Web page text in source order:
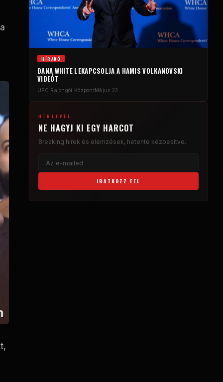
HÍRADÓ
DANA WHITE LEKAPCSOLJA A HAMIS VOLKANOVSKI
VIDEÓT
UFC Rajongói KözpontMájus 23
HÍRLEVÉL
NE HAGYJ KI EGY HARCOT
Breaking hírek és elemzések, hetente kézbesítve.
IRATKOZZ FEL